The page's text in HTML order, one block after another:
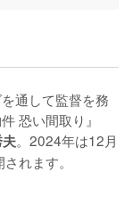
通して監督を務
恐い間取り』
。2024年は12月
れます。